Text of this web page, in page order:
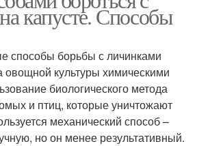
капусте. Способы
способы борьбы с личинками
овощной культуры химическими
биологического метода
и птиц, которые уничтожают
механический способ –
но он менее результативный.